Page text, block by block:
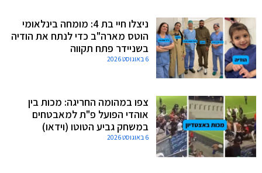
ניצלו חיי בת 4: מומחה בינלאומי
הוטס מארה"ב כדי לנתח את הודיה
בשניידר פתח תקווה
6 באוגוסט 2026
צפו במהומה החריגה: מכות בין
אוהדי הפועל פ"ת למאבטחים
במשחק גביע הטוטו (וידאו)
6 באוגוסט 2026